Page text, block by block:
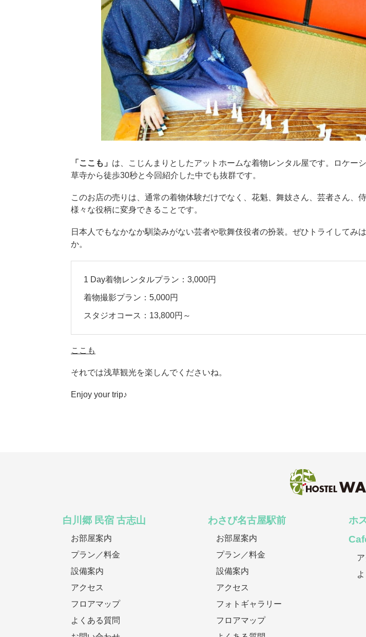
「ここも」 は、こじんまりとしたアットホームな着物レンタル屋です。ロケー
草寺から徒歩30秒と今回紹介した中でも抜群です。
このお店の売りは、通常の着物体験だけでなく、花魁、舞妓さん、芸者さん、
様々な役柄に変身できることです。
日本人でもなかなか馴染みがない芸者や歌舞伎役者の扮装。ぜひトライしてみ
か。
1 Day着物レンタルプラン：3,000円
着物撮影プラン：5,000円
スタジオコース：13,800円～
ここも
それでは浅草観光を楽しんでくださいね。
Enjoy your trip♪
白川郷 民宿 古志山
お部屋案内
プラン／料金
設備案内
アクセス
フロアマップ
よくある質問
わさび名古屋駅前
お部屋案内
プラン／料金
設備案内
アクセス
フォトギャラリー
フロアマップ
ホ